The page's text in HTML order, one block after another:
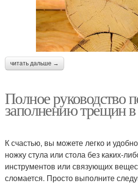
читать дальше →
Полное руководство
заполнению трещин в
К счастью, вы можете легко и
ножку стула или стола без каких-
инструментов или связующих
сломается. Просто выполните